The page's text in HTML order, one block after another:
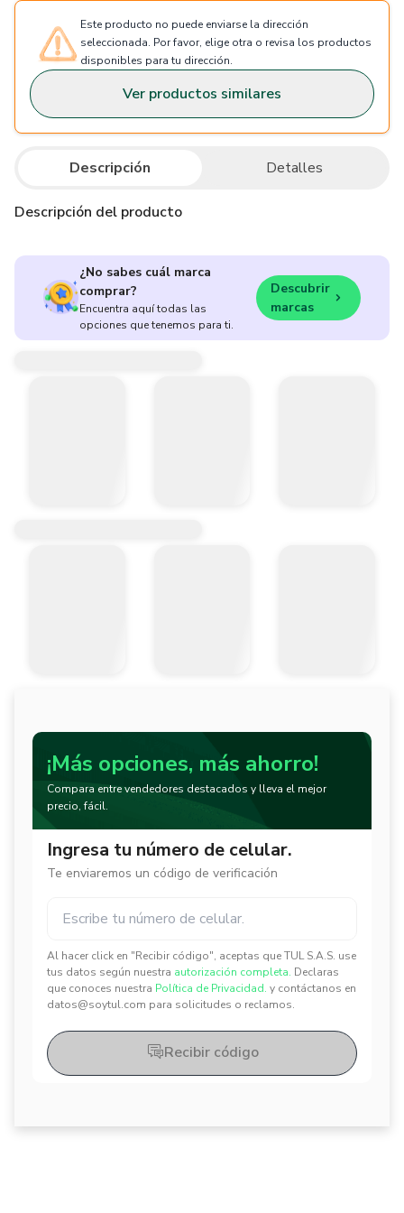
Este producto no puede enviarse la dirección
seleccionada. Por favor, elige otra o revisa los productos
disponibles para tu dirección.
Ver productos similares
Descripción Detalles
Descripción del producto
¿No sabes cuál marca
comprar?
Encuentra aquí todas las
opciones que tenemos para ti.
Descubrir
marcas
¡Más opciones, más ahorro!
Compara entre vendedores destacados y lleva el mejor
precio, fácil.
Ingresa tu número de celular.
Te enviaremos un código de verificación
Al hacer click en "Recibir código", aceptas que TUL S.A.S. use
tus datos según nuestra autorización completa. Declaras
que conoces nuestra Política de Privacidad. y contáctanos en
datos@soytul.com para solicitudes o reclamos.
✕
✕
Recibir código